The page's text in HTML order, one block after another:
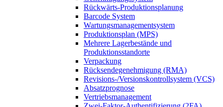
Rückwärts-Produktionsplanung
Barcode System
Wartungsmanagementsystem
Produktionsplan (MPS)
Mehrere Lagerbestände und
Produktionsstandorte
Verpackung
Rücksendegenehmigung (RMA)
Revisions-/Versionskontrollsystem (VCS)
Absatzprognose
Vertriebsmanagement